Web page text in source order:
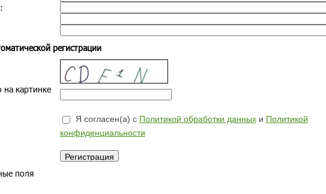
:
регистрации
на картинке
Я согласен(а) с Политикой обработки данныхи Политикой
конфиденциальности
поля